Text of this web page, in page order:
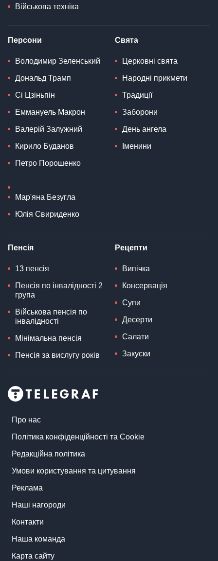
Військова техніка
Персони
Володимир Зеленський
Дональд Трамп
Сі Цзіньпін
Еммануель Макрон
Валерій Залужний
Кирило Буданов
Петро Порошенко
Мар'яна Безугла
Юлія Свириденко
Свята
Церковні свята
Народні прикмети
Традиції
Заборони
День ангела
Іменини
Пенсія
13 пенсія
Пенсія по інвалідності 2
група
Військова пенсія по
інвалідності
Мінімальна пенсія
Пенсія за вислугу років
Рецепти
Випічка
Консервація
Супи
Десерти
Салати
Закуски
Про нас
Політика конфіденційності та Cookie
Редакційна політика
Умови користування та цитування
Реклама
Наші нагороди
Контакти
Наша команда
Карта сайту